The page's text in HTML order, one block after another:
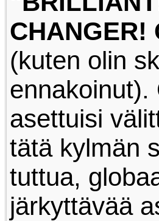
CHANGER!
(kuten olin
ennakoinut).
asettuisi
tätä kylmän
tuttua,
järkyttävää